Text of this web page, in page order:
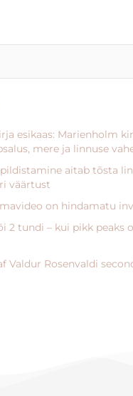
esikaas: Marienholm
mere ja linnuse
aitab tõsta
väärtust
on hindamatu
2 tundi – kui pikk peaks
Valdur Rosenvaldi